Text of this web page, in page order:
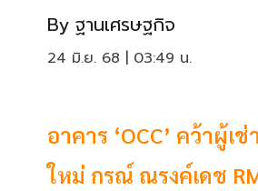
By ฐานเศรษฐกิจ
24 มิ.ย. 68 | 03:49 น.
อาคาร ‘OCC’ คว้าผู้เ
ใหม่ กรณ์ ณรงค์เดช